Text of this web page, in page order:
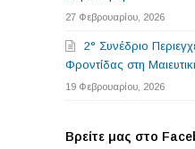
27 Φεβρουαρίου, 2026
2° Συνέδριο
Φροντίδας στη
19 Φεβρουαρίου, 2026
Βρείτε μας στο